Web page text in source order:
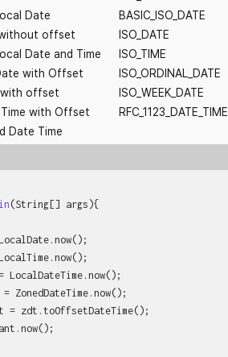
Date BASIC_ISO_DATE
offset ISO_DATE
Date and Time ISO_TIME
with Offset ISO_ORDINAL_DATE
with offset ISO_WEEK_DATE
with Offset RFC_1123_DATE_TIME
Date Time
(String[] args){
LocalDate.now();
LocalDateTime.now();
ZonedDateTime.now();
= zdt.toOffsetDateTime();